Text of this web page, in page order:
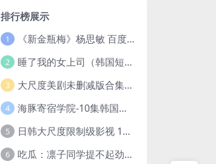
排行榜展示
1 《新金瓶梅》杨思敏 百度云网盘下载.1080P阿里下载.国语中字.(1996)
2 睡了我的女上司（韩国短剧）4K超清/中字百度云网盘下载
3 大尺度美剧未删减版合集【22部】
4 海豚寄宿学院-10集韩国高颜值短剧
5 日韩大尺度限制级影视 120部大合集无删减版
6 吃瓜：凛子同学提不起劲/小怡loli 72V+23V+14V–24.02GB】